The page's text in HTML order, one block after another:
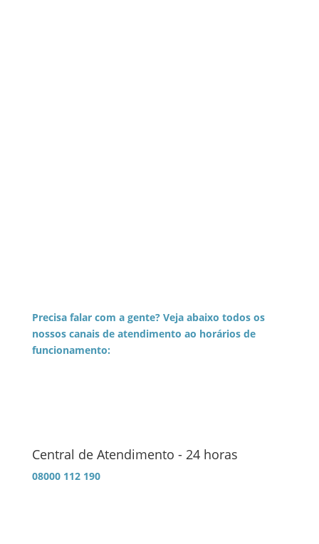
Precisa falar com a gente? Veja abaixo todos os
nossos canais de atendimento ao horários de
funcionamento:
Central de Atendimento - 24 horas
08000 112 190